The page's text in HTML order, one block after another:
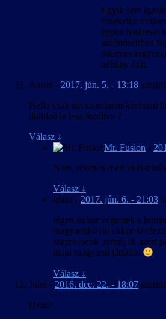
Egyik sem
érdekelne
éppen határeset
különösebben
Steames
néhány órát.
Axton - 2017. jún. 5. - 13:18
Hello csak azt szeretném kérdezni
divided le lesz fordítva ?
Válasz ↓
Mr. Fusion -
Nem, részben mert
Válasz ↓
Ipacs - 2017. jún. 6. - 21:03
régen mikor végeztek a
magyarításával akkor
szerencsénk ,reméljük azért
majd magyarul játszani
Válasz ↓
John - 2016. dec. 22. - 18:07
Helló!